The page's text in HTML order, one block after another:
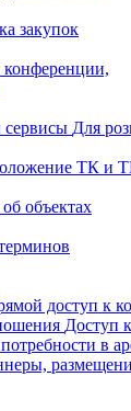
закупок
сервисы Для
ТК и
объектах
доступ к
Доступ
в